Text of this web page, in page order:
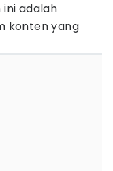
ini adalah
konten yang